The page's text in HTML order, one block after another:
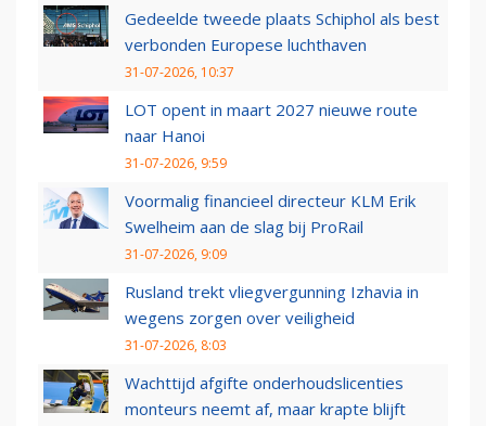
Gedeelde tweede plaats Schiphol als best
verbonden Europese luchthaven
31-07-2026, 10:37
LOT opent in maart 2027 nieuwe route
naar Hanoi
31-07-2026, 9:59
Voormalig financieel directeur KLM Erik
Swelheim aan de slag bij ProRail
31-07-2026, 9:09
Rusland trekt vliegvergunning Izhavia in
wegens zorgen over veiligheid
31-07-2026, 8:03
Wachttijd afgifte onderhoudslicenties
monteurs neemt af, maar krapte blijft